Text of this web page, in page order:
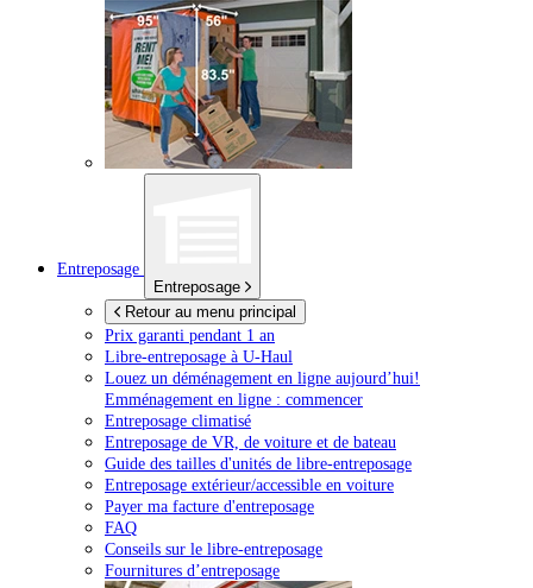
Entreposage
Entreposage
Retour au menu principal
Prix garanti pendant 1 an
Libre-entreposage à U-Haul
Louez un déménagement en ligne aujourd’hui!
Emménagement en ligne : commencer
Entreposage climatisé
Entreposage de VR, de voiture et de bateau
Guide des tailles d'unités de libre-entreposage
Entreposage extérieur/accessible en voiture
Payer ma facture d'entreposage
FAQ
Conseils sur le libre-entreposage
Fournitures d’entreposage